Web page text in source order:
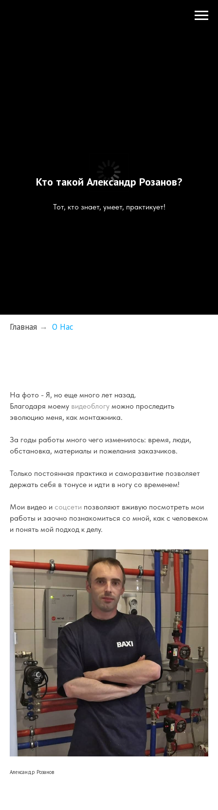
Кто такой Александр Розанов?
Тот, кто знает, умеет, практикует!
Главная → О Нас
На фото - Я, но еще много лет назад.
Благодаря моему видеоблогу можно проследить
эволюцию меня, как монтажника.
За годы работы много чего изменилось: время, люди,
обстановка, материалы и пожелания заказчиков.
Только постоянная практика и саморазвитие позволяет
держать себя в тонусе и идти в ногу со временем!
Мои видео и соцсети позволяют вживую посмотреть мои
работы и заочно познакомиться со мной, как с человеком
и понять мой подход к делу.
Александр Розанов